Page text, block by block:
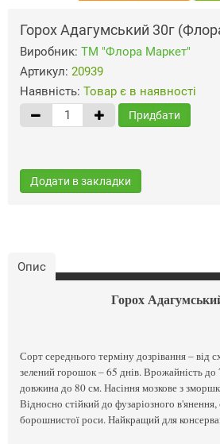
Горох Адагумський 30г
Виробник: ТМ "Флора Маркет"
Артикул: 20939
Наявність: Товар є в наявності
Придбати
Додати в закладки
Опис
Горох
Сорт середнього терміну дозрівання – від
зелений горошок – 65 днів. Врожайність до
довжина до 80 см. Насіння мозкове з
Відносно стійкий до фузаріозного в'янення,
борошнистої роси. Найкращий для